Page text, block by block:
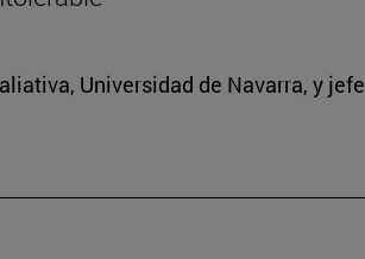
Universidad de Navarra, y jefe